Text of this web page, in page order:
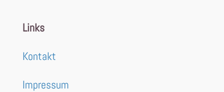
Links
Kontakt
Impressum